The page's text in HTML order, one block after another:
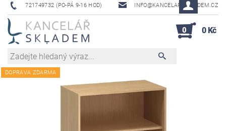
721749732 (PO-PÁ 9-16 HOD) INFO@KANCELAR-SKLADEM.CZ
0 0 Kč
DOPRAVA ZDARMA